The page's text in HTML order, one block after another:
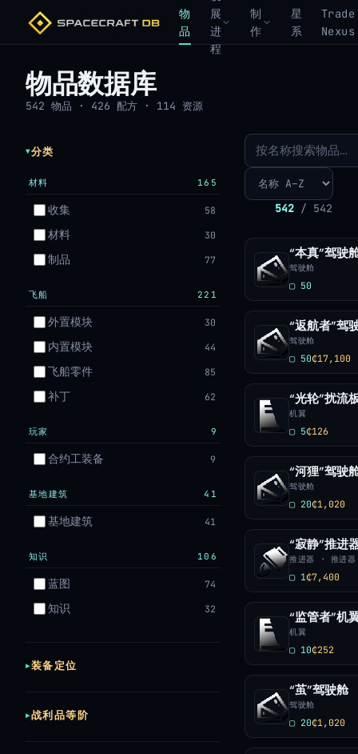
物
品
展
进
程
制
作
星
系
Trade
Nexus
物品数据库
542 物品 · 426 配方 · 114 资源
分类
材料 165
收集 58
材料 30
制品 77
飞船 221
外置模块 30
内置模块 44
飞船零件 85
补丁 62
玩家 9
合约工装备 9
基地建筑 41
基地建筑 41
知识 106
蓝图 74
知识 32
装备定位
战利品等阶
542 / 542
“本真”驾驶
驾驶舱
▢ 50
“返航者”驾
驾驶舱
▢ 50₵17,100
“光轮”扰流
机翼
▢ 5₵126
“河狸”驾驶
驾驶舱
▢ 20₵1,020
“寂静”推进
推进器 · 推进器
▢ 1₵7,400
“监管者”机
机翼
▢ 10₵252
“茧”驾驶舱
驾驶舱
▢ 20₵1,020